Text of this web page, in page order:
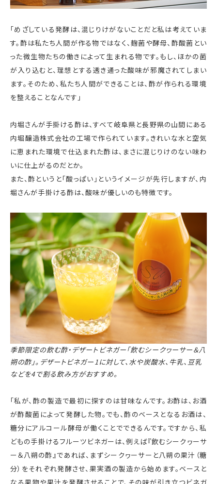
「めざしている発酵は、混じりけがないことだと私は考えていま
す。酢は私たち人間が作る物ではなく、麹菌や酵母、酢酸菌とい
った微生物たちの働きによって生まれる物です。もし、ほかの菌
が入り込むと、理想とする透き通った酸味が邪魔されてしまい
ます。そのため、私たち人間ができることは、酢が作られる環境
を整えることなんです」
内堀さんが手掛ける酢は、すべて岐阜県と長野県の山間にある
内堀醸造株式会社の工場で作られています。きれいな水と空気
に恵まれた環境で仕込まれた酢は、まさに混じりけのない味わ
いに仕上がるのだとか。
また、酢というと「酸っぱい」というイメージが先行しますが、内
堀さんが手掛ける酢は、酸味が優しいのも特徴です。
季節限定の飲む酢・デザートビネガー「飲むシークヮーサー＆八
朔の酢」。 デザートビネガー1に対して、水や炭酸水、牛乳、豆乳
などを4で割る飲み方がおすすめ。
「私が、酢の製造で最初に探すのは甘味なんです。お酢は、お酒
が酢酸菌によって発酵した物。でも、酢のベースとなるお酒は、
糖分にアルコール酵母が働くことでできるんです。ですから、私
どもの手掛けるフルーツビネガーは、例えば『飲むシークヮーサ
ー＆八朔の酢』であれば、まずシークヮーサーと八朔の果汁（糖
分）をそれぞれ発酵させ、果実酒の製造から始めます。ベースと